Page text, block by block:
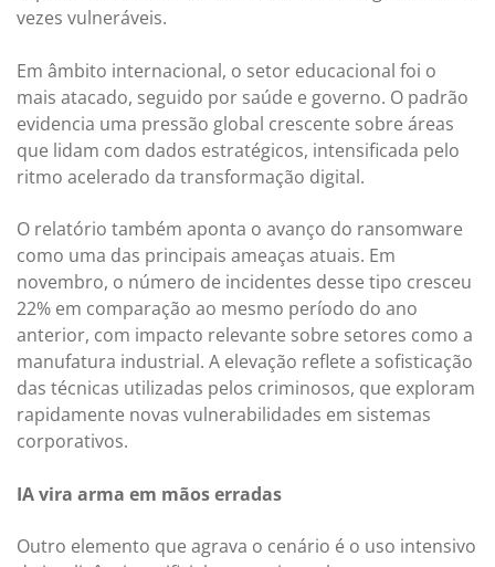
vezes vulneráveis.
Em âmbito internacional, o setor educacional foi o
mais atacado, seguido por saúde e governo. O padrão
evidencia uma pressão global crescente sobre áreas
que lidam com dados estratégicos, intensificada pelo
ritmo acelerado da transformação digital.
O relatório também aponta o avanço do ransomware
como uma das principais ameaças atuais. Em
novembro, o número de incidentes desse tipo cresceu
22% em comparação ao mesmo período do ano
anterior, com impacto relevante sobre setores como a
manufatura industrial. A elevação reflete a sofisticação
das técnicas utilizadas pelos criminosos, que exploram
rapidamente novas vulnerabilidades em sistemas
corporativos.
IA vira arma em mãos erradas
Outro elemento que agrava o cenário é o uso intensivo